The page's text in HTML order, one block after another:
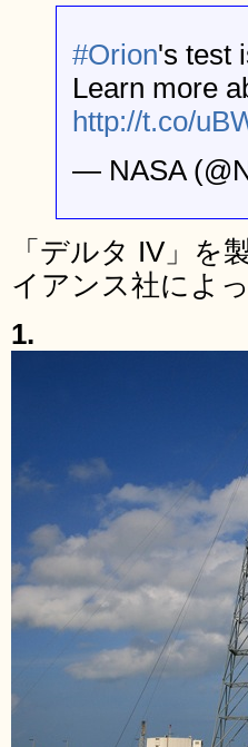
#Orion's test
Learn more
http://t.co/
— NASA
「デルタ IV」を
イアンス社によ
1.